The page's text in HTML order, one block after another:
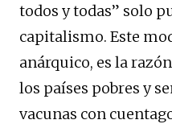
todos y todas” solo
capitalismo. Este
anárquico, es la
los países pobres y
vacunas con